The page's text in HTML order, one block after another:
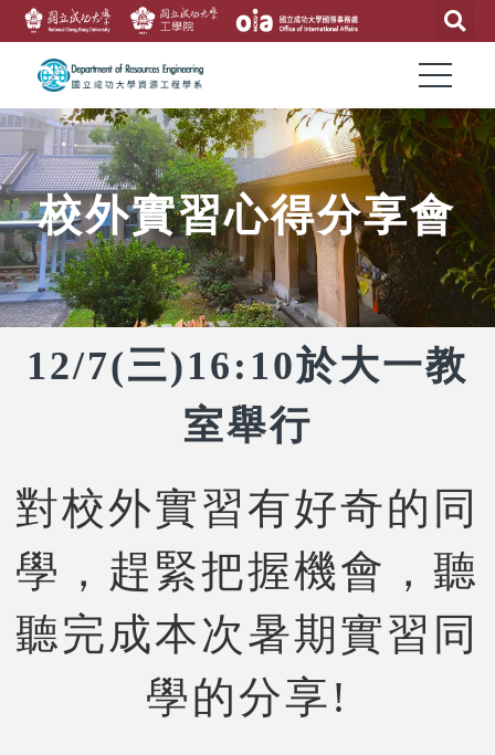
校外實習心得分享會
12/7(三)16:10於大一教
室舉行
對校外實習有好奇的同
學，趕緊把握機會，聽
聽完成本次暑期實習同
學的分享!